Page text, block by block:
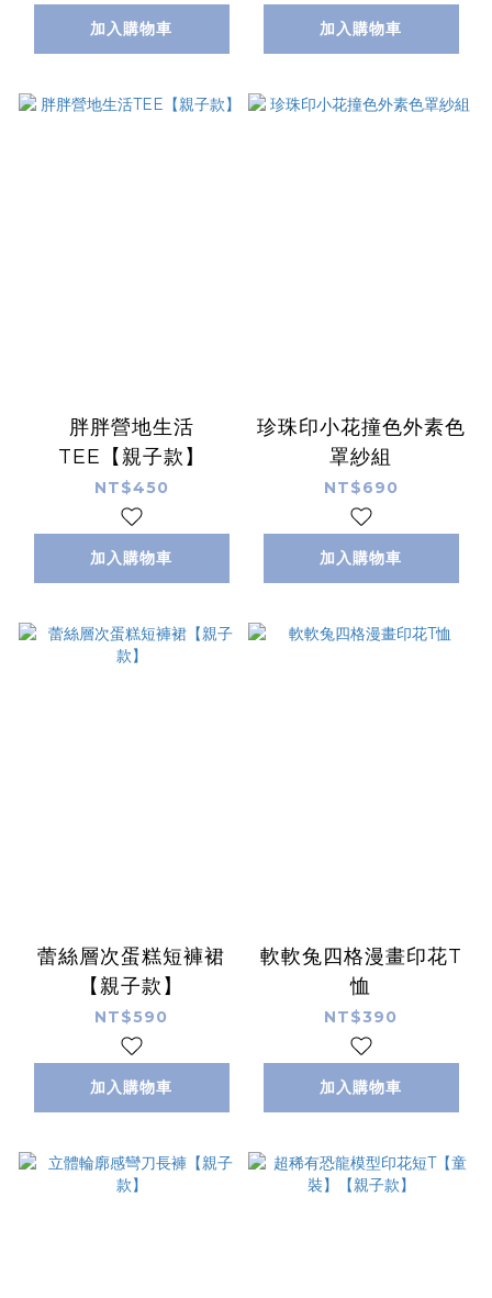
加入購物車 加入購物車
胖胖營地生活
TEE【親子款】
NT$450
加入購物車
珍珠印小花撞色外素色
罩紗組
NT$690
加入購物車
蕾絲層次蛋糕短褲裙
【親子款】
NT$590
加入購物車
軟軟兔四格漫畫印花T
恤
NT$390
加入購物車